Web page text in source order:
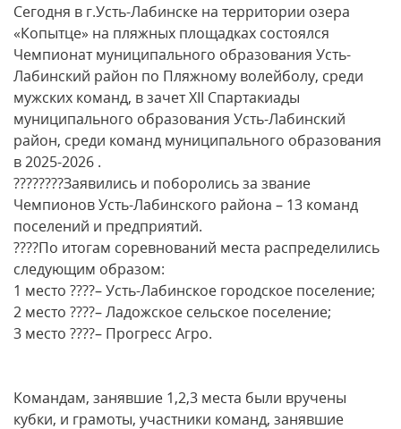
Сегодня в г.Усть-Лабинске на территории озера
«Копытце» на пляжных площадках состоялся
Чемпионат муниципального образования Усть-
Лабинский район по Пляжному волейболу, среди
мужских команд, в зачет XII Спартакиады
муниципального образования Усть-Лабинский
район, среди команд муниципального образования
в 2025-2026 .
????????Заявились и поборолись за звание
Чемпионов Усть-Лабинского района – 13 команд
поселений и предприятий.
????По итогам соревнований места распределились
следующим образом:
1 место ????– Усть-Лабинское городское поселение;
2 место ????– Ладожское сельское поселение;
3 место ????– Прогресс Агро.
Командам, занявшие 1,2,3 места были вручены
кубки, и грамоты, участники команд, занявшие